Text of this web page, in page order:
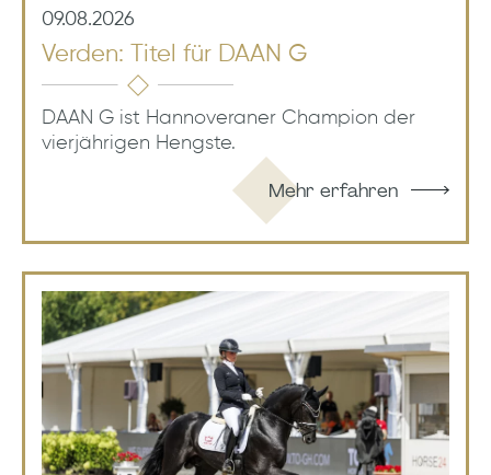
09.08.2026
Verden: Titel für DAAN G
DAAN G ist Hannoveraner Champion der
vierjährigen Hengste.
Mehr erfahren